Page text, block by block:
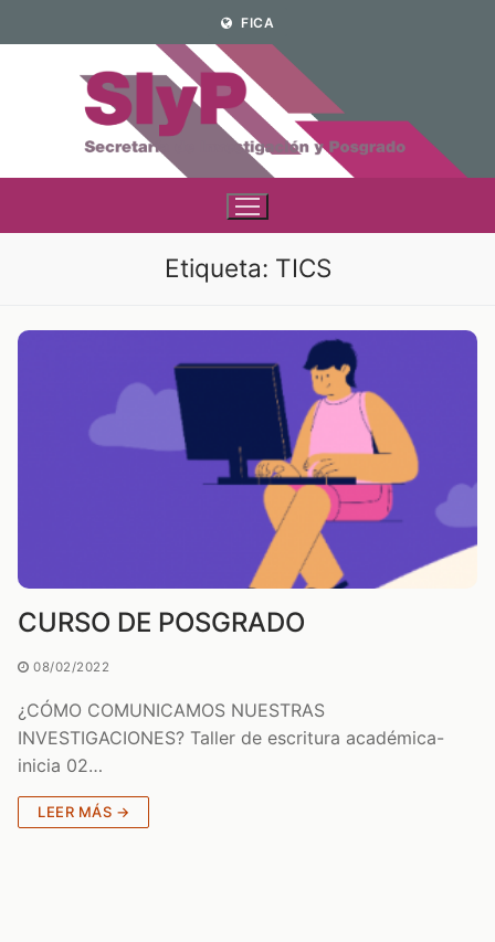
al
FICA
Etiqueta: TICS
CURSO DE POSGRADO
08/02/2022
¿CÓMO COMUNICAMOS NUESTRAS
INVESTIGACIONES? Taller de escritura académica-
inicia 02…
LEER MÁS →